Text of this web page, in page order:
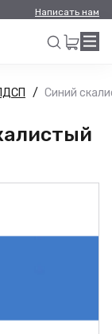
Написать нам
Искать
Синий